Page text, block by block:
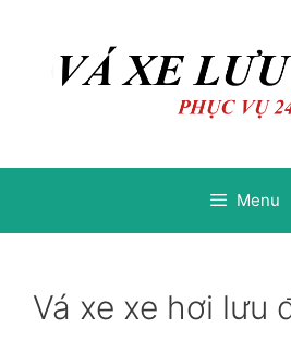
Menu
Vá xe xe hơi lưu